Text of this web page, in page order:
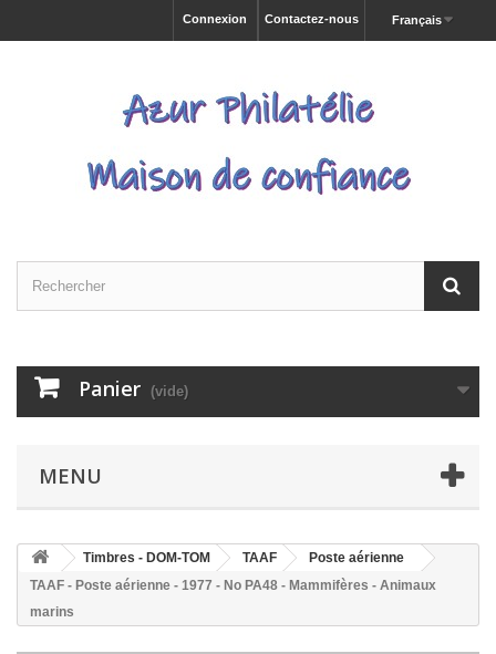
Français
Contactez-nous
Connexion
Panier (vide)
MENU
Timbres - DOM-TOM TAAF
Poste aérienne
TAAF - Poste aérienne - 1977 - No PA48 - Mammifères - Animaux
marins